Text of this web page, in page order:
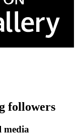
followers
media